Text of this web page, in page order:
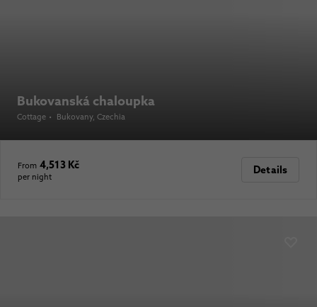
Bukovanská chaloupka
Cottage • Bukovany, Czechia
From 4,513 Kč
per night
Details